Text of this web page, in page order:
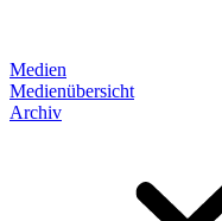
Medien
Medienübersicht
Archiv